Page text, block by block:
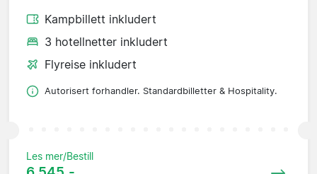
Kampbillett inkludert
3 hotellnetter inkludert
Flyreise inkludert
Autorisert forhandler. Standardbilletter & Hospitality.
Les mer/Bestill